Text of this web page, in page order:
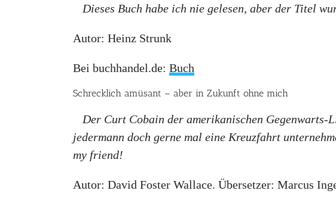
Dieses Buch habe ich nie gelesen, aber der Titel
Autor: Heinz Strunk
Bei buchhandel.de: Buch
Schrecklich amüsant – aber in Zukunft ohne mich
Der Curt Cobain der amerikanischen
jedermann doch gerne mal eine Kreuzfahrt
my friend!
Autor: David Foster Wallace. Übersetzer: Marcus